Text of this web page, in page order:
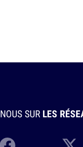
SUR LES